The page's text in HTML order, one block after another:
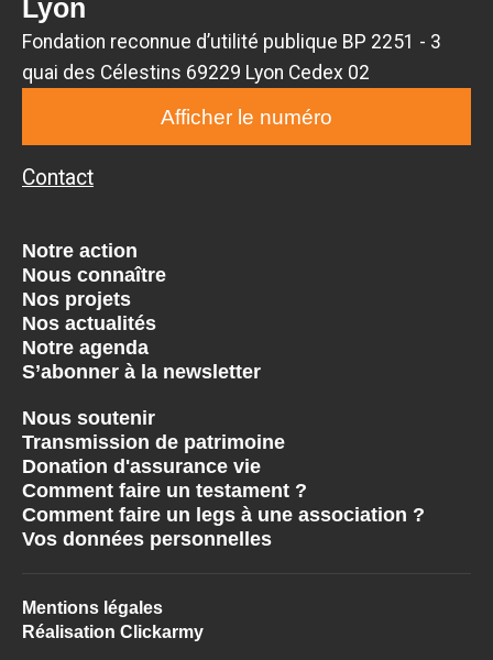
Lyon
Fondation reconnue d’utilité publique BP 2251 - 3
quai des Célestins 69229 Lyon Cedex 02
Afficher le numéro
Contact
Notre action
Nous connaître
Nos projets
Nos actualités
Notre agenda
S’abonner à la newsletter
Nous soutenir
Transmission de patrimoine
Donation d'assurance vie
Comment faire un testament ?
Comment faire un legs à une association ?
Vos données personnelles
Mentions légales
Réalisation Clickarmy